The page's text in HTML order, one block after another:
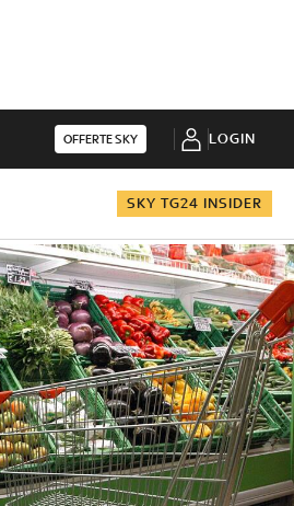
OFFERTE SKY LOGIN
SKY TG24 INSIDER